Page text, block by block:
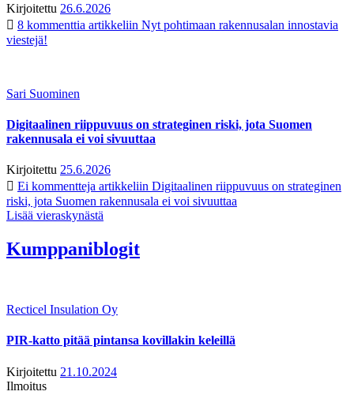
Kirjoitettu 26.6.2026
8 kommenttia artikkeliin Nyt pohtimaan rakennusalan innostavia
viestejä!
Sari Suominen
Digitaalinen riippuvuus on strateginen riski, jota Suomen
rakennusala ei voi sivuuttaa
Kirjoitettu 25.6.2026
Ei kommentteja artikkeliin Digitaalinen riippuvuus on strateginen
riski, jota Suomen rakennusala ei voi sivuuttaa
Lisää vieraskynästä
Kumppaniblogit
Recticel Insulation Oy
PIR-katto pitää pintansa kovillakin keleillä
Kirjoitettu 21.10.2024
Ilmoitus